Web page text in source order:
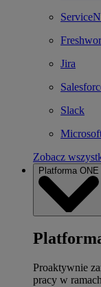
Jira
Slack
Zobacz
Platforma ONE
Proaktywnie
pracy w